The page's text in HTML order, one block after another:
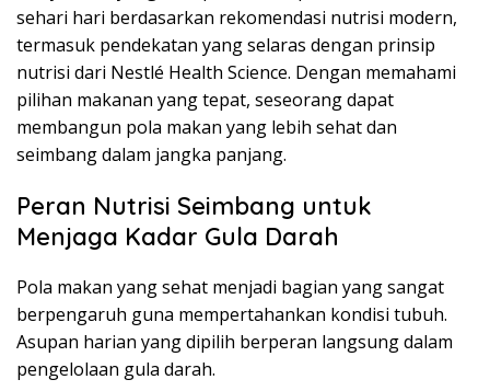
sehari hari berdasarkan rekomendasi nutrisi modern,
termasuk pendekatan yang selaras dengan prinsip
nutrisi dari Nestlé Health Science. Dengan memahami
pilihan makanan yang tepat, seseorang dapat
membangun pola makan yang lebih sehat dan
seimbang dalam jangka panjang.
Peran Nutrisi Seimbang untuk
Menjaga Kadar Gula Darah
Pola makan yang sehat menjadi bagian yang sangat
berpengaruh guna mempertahankan kondisi tubuh.
Asupan harian yang dipilih berperan langsung dalam
pengelolaan gula darah.